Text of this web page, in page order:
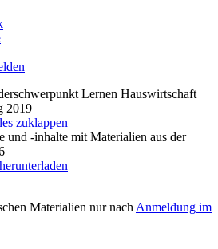
Lernen Hauswirtschaft
2019
zuklappen
und -inhalte mit Materialien aus der
Materialien nur nach Anmeldung im